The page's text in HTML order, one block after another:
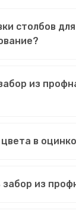
столбов
из
в
из